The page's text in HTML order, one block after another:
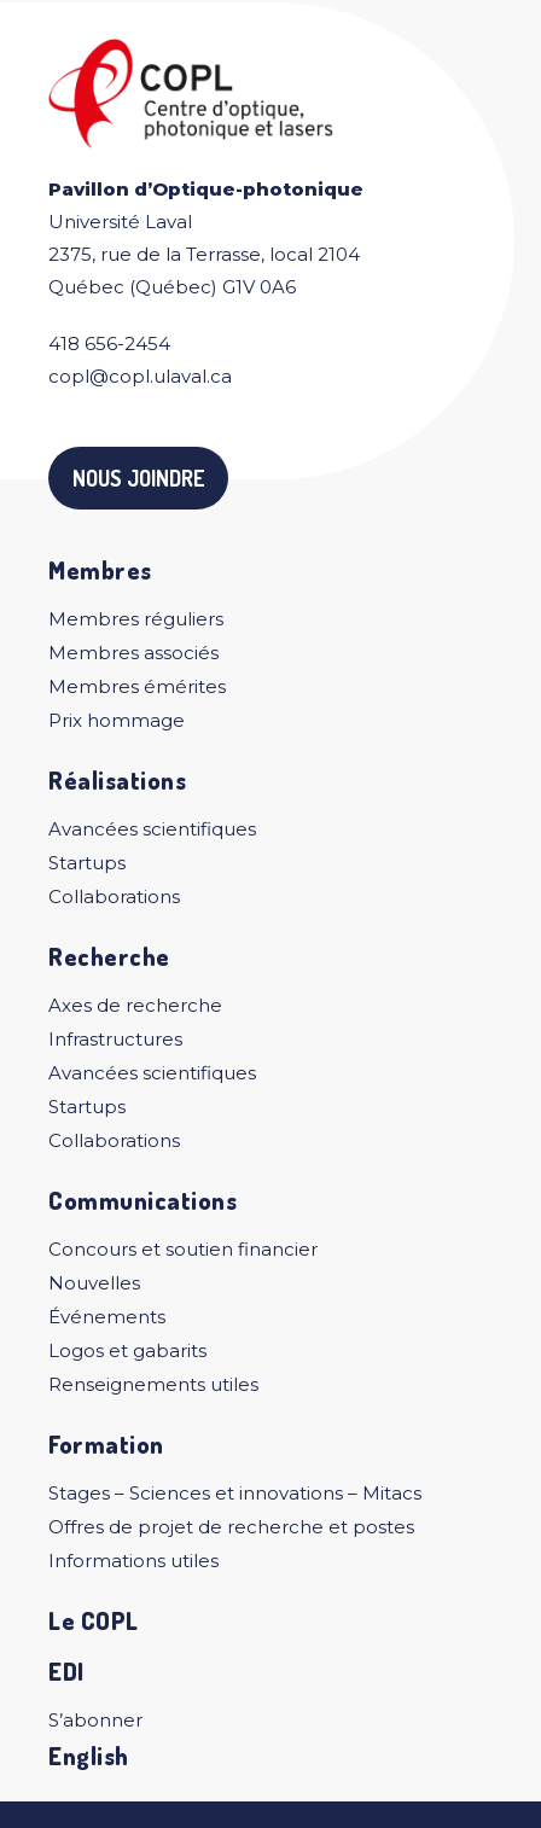
Pavillon d’Optique-photonique
Université Laval
2375, rue de la Terrasse, local 2104
Québec (Québec) G1V 0A6
418 656-2454
copl@copl.ulaval.ca
NOUS JOINDRE
Membres
Membres réguliers
Membres associés
Membres émérites
Prix hommage
Réalisations
Avancées scientifiques
Startups
Collaborations
Recherche
Axes de recherche
Infrastructures
Avancées scientifiques
Startups
Collaborations
Communications
Concours et soutien financier
Nouvelles
Événements
Logos et gabarits
Renseignements utiles
Formation
Stages – Sciences et innovations – Mitacs
Offres de projet de recherche et postes
Informations utiles
Le COPL
EDI
S’abonner
English